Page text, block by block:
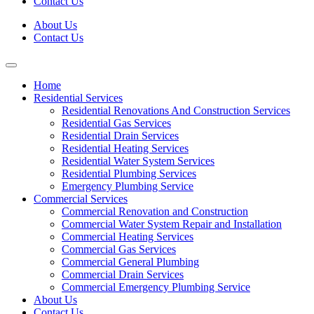
About Us
Contact Us
Home
Residential Services
Residential Renovations And Construction Services
Residential Gas Services
Residential Drain Services
Residential Heating Services
Residential Water System Services
Residential Plumbing Services
Emergency Plumbing Service
Commercial Services
Commercial Renovation and Construction
Commercial Water System Repair and Installation
Commercial Heating Services
Commercial Gas Services
Commercial General Plumbing
Commercial Drain Services
Commercial Emergency Plumbing Service
About Us